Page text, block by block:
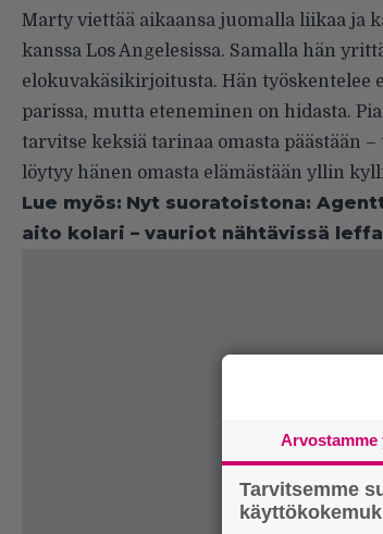
Marty viettää aikaansa juomalla liikaa ja
kanssa Los Angelesissa. Samalla hän
elokuvakäsikirjoitusta. Hän työskentelee
parissa, mutta eteneminen on hidasta.
tarvitse keksiä tarinaa omasta päästään
löytyy hänen omasta elämästään yllin
Lue myös: Nyt suoratoistona:
aito kolari – vauriot nähtävissä
Tarvitsemme